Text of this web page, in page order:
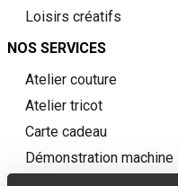
Loisirs créatifs
NOS SERVICES
Atelier couture
Atelier tricot
Carte cadeau
Démonstration machine